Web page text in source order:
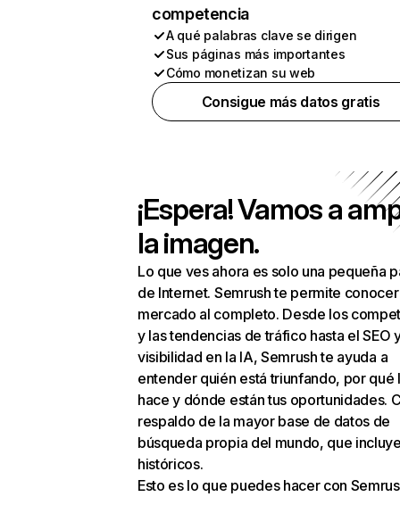
competencia
A qué palabras clave se dirigen
Sus páginas más importantes
Cómo monetizan su web
Consigue más datos gratis
¡Espera! Vamos a
la imagen.
Lo que ves ahora es solo una pequeña
de Internet. Semrush te permite
mercado al completo. Desde los
y las tendencias de tráfico hasta el SEO
visibilidad en la IA, Semrush te ayuda a
entender quién está triunfando, por qué
hace y dónde están tus oportunidades.
respaldo de la mayor base de datos de
búsqueda propia del mundo, que
históricos.
Esto es lo que puedes hacer con